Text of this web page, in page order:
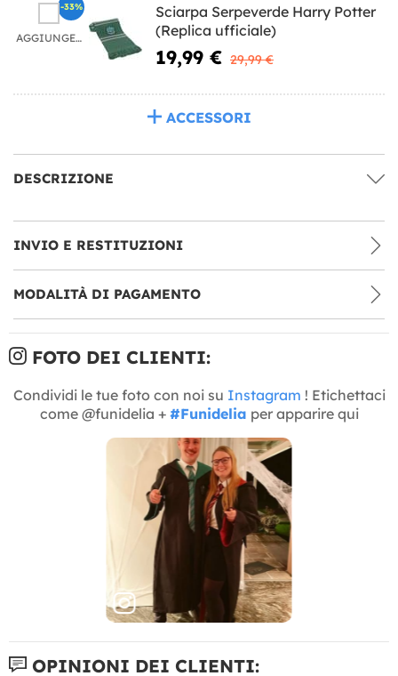
AGGIUNGERE
Sciarpa Serpeverde Harry Potter
(Replica ufficiale)
19,99 € 29,99 €
-33%
ACCESSORI
DESCRIZIONE
INVIO E RESTITUZIONI
MODALITÀ DI PAGAMENTO
FOTO DEI CLIENTI:
Condividi le tue foto con noi su Instagram ! Etichettaci
come @funidelia + #Funidelia per apparire qui
OPINIONI DEI CLIENTI: